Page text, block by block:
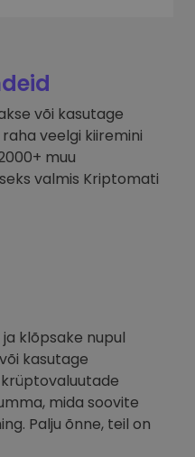
või kasutage
veelgi kiiremini
muu
valmis Kriptomati
klõpsake nupul
kasutage
mida soovite
Palju õnne, teil on